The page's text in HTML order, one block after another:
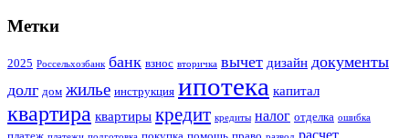
Метки
2025 Россельхозбанк банк взнос вторичка вычет дизайн документы
долг дом жилье инструкция ипотека капитал
квартира квартиры кредит кредиты налог отделка ошибка